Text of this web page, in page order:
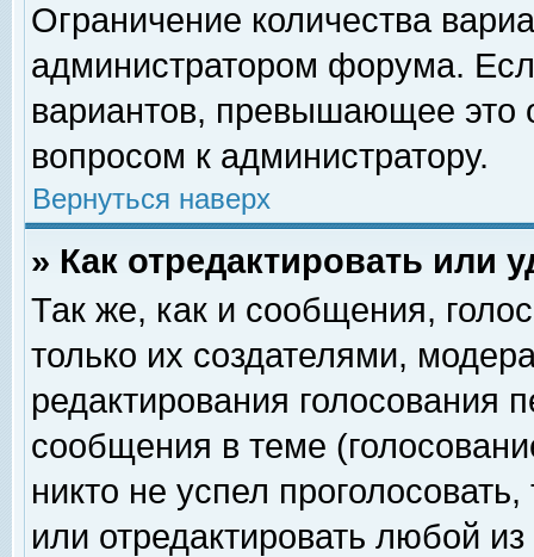
Ограничение количества
администратором форума.
вариантов, превышающее это
вопросом к администратору.
Вернуться наверх
» Как отредактировать или
Так же, как и сообщения,
только их создателями,
редактирования голосования
сообщения в теме
никто не успел
или отредактировать любой